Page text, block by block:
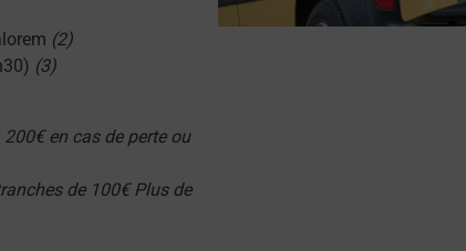
(2)
(3)
en cas de perte ou
de 100€ Plus de